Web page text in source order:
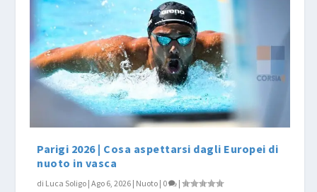
Parigi 2026 | Cosa aspettarsi dagli Europei di
nuoto in vasca
di Luca Soligo |Ago 6, 2026 | Nuoto | 0 |